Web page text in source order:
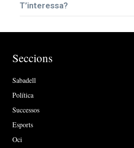
T’interessa?
Seccions
Sabadell
Política
Successos
Esports
Oci